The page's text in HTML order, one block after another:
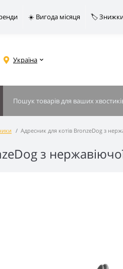
☀️ Вигода місяця 🏷️
Україна
Адресник для котів BronzeDog з
з